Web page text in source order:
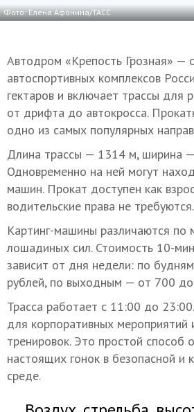
Фото: Елена Афонина/ТАСС
Автодром «Крепость Грозная» —
автоспортивных комплексов
гектаров и включает трассы для
от дрифта до автокросса.
одно из самых популярных
Длина трассы — 1314 м, ширина
Одновременно на ней могут
машин. Прокат доступен как
водительские права не требуются.
Картинг-машины различаются по
лошадиных сил. Стоимость 10-
зависит от дня недели: по
рублей, по выходным — от 700
Трасса работает с 11:00 до
для корпоративных мероприятий
тренировок. Это простой способ
настоящих гонок в безопасной и
среде.